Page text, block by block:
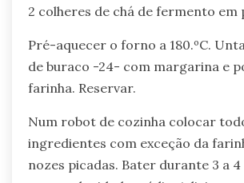
2 colheres de chá de fermento em
Pré-aquecer o forno a 180.ºC.
de buraco -24- com margarina e
farinha. Reservar.
Num robot de cozinha colocar
ingredientes com exceção da
nozes picadas. Bater durante 3 a